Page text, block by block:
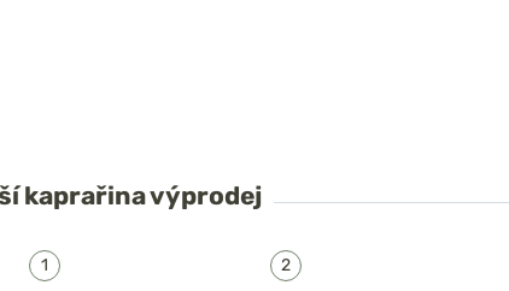
kaprařina výprodej